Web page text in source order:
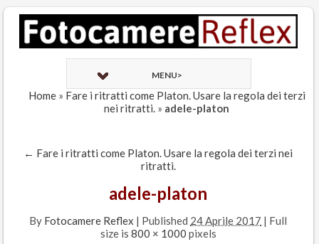
MENU>
Home» Fare i ritratti come Platon. Usare la regola dei terzi
nei ritratti. » adele-platon
← Fare i ritratti come Platon. Usare la regola dei terzi nei
ritratti.
adele-platon
By Fotocamere Reflex | Published 24 Aprile 2017 | Full
size is 800 × 1000 pixels